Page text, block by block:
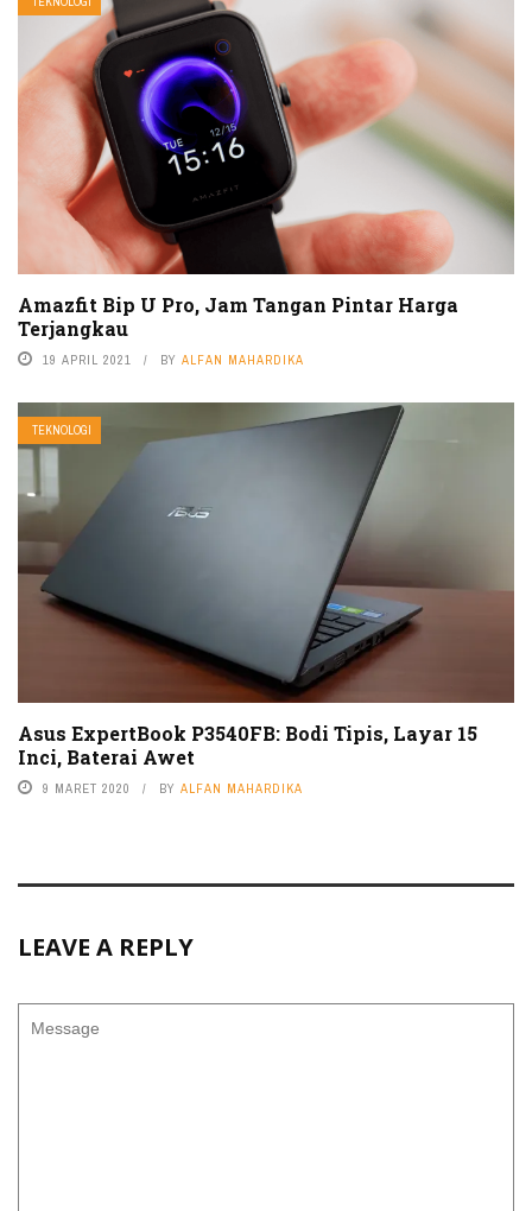
Amazfit Bip U Pro, Jam Tangan Pintar Harga
Terjangkau
19 APRIL 2021 BY ALFAN MAHARDIKA
TEKNOLOGI
Asus ExpertBook P3540FB: Bodi Tipis, Layar 15
Inci, Baterai Awet
9 MARET 2020 BY ALFAN MAHARDIKA
LEAVE A REPLY